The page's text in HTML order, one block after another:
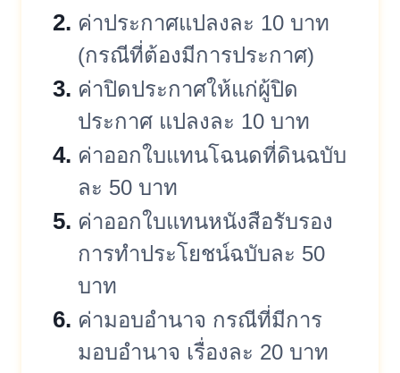
ค่าประกาศแปลงละ 10 บาท
(กรณีที่ต้องมีการประกาศ)
ค่าปิดประกาศให้แก่ผู้ปิด
ประกาศ แปลงละ 10 บาท
ค่าออกใบแทนโฉนดที่ดินฉบับ
ละ 50 บาท
ค่าออกใบแทนหนังสือรับรอง
การทำประโยชน์ฉบับละ 50
บาท
ค่ามอบอำนาจ กรณีที่มีการ
มอบอำนาจ เรื่องละ 20 บาท